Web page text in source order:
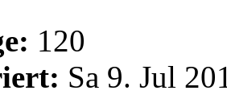
120
Sa 9. Jul